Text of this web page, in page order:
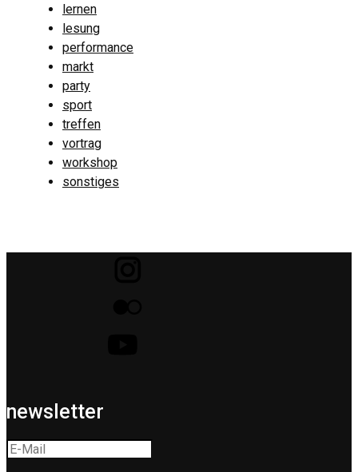
lernen
lesung
performance
markt
party
sport
treffen
vortrag
workshop
sonstiges
newsletter